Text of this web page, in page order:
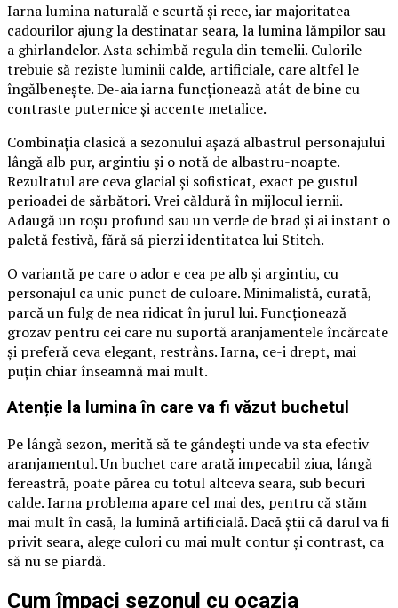
Iarna lumina naturală e scurtă și rece, iar majoritatea
cadourilor ajung la destinatar seara, la lumina lămpilor sau
a ghirlandelor. Asta schimbă regula din temelii. Culorile
trebuie să reziste luminii calde, artificiale, care altfel le
îngălbenește. De-aia iarna funcționează atât de bine cu
contraste puternice și accente metalice.
Combinația clasică a sezonului așază albastrul personajului
lângă alb pur, argintiu și o notă de albastru-noapte.
Rezultatul are ceva glacial și sofisticat, exact pe gustul
perioadei de sărbători. Vrei căldură în mijlocul iernii.
Adaugă un roșu profund sau un verde de brad și ai instant o
paletă festivă, fără să pierzi identitatea lui Stitch.
O variantă pe care o ador e cea pe alb și argintiu, cu
personajul ca unic punct de culoare. Minimalistă, curată,
parcă un fulg de nea ridicat în jurul lui. Funcționează
grozav pentru cei care nu suportă aranjamentele încărcate
și preferă ceva elegant, restrâns. Iarna, ce-i drept, mai
puțin chiar înseamnă mai mult.
Atenție la lumina în care va fi văzut buchetul
Pe lângă sezon, merită să te gândești unde va sta efectiv
aranjamentul. Un buchet care arată impecabil ziua, lângă
fereastră, poate părea cu totul altceva seara, sub becuri
calde. Iarna problema apare cel mai des, pentru că stăm
mai mult în casă, la lumină artificială. Dacă știi că darul va fi
privit seara, alege culori cu mai mult contur și contrast, ca
să nu se piardă.
Cum împaci sezonul cu ocazia